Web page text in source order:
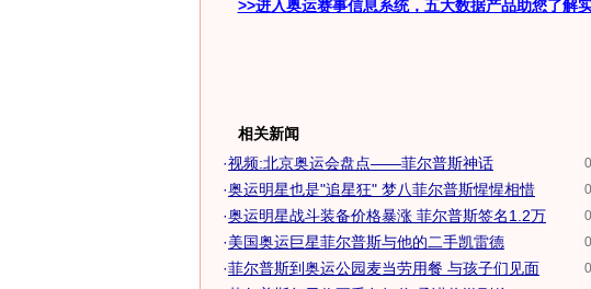
>>进入奥运赛事信息系统，五大数据产品助您了解
相关新闻
·视频:北京奥运会盘点——菲尔普斯神话
·奥运明星也是"追星狂" 梦八菲尔普斯惺惺相惜
·奥运明星战斗装备价格暴涨 菲尔普斯签名1.2万
·美国奥运巨星菲尔普斯与他的二手凯雷德
·菲尔普斯到奥运公园麦当劳用餐 与孩子们见面